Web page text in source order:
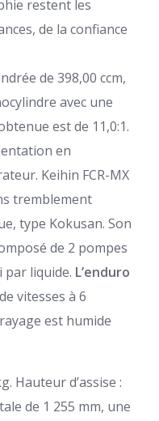
restent les
de la confiance
de 398,00 ccm,
avec une
est de 11,0:1.
en
Keihin FCR-MX
tremblement
type Kokusan. Son
de 2 pompes
liquide. L’enduro
vitesses à 6
est humide
Hauteur d’assise :
de 1 255 mm, une